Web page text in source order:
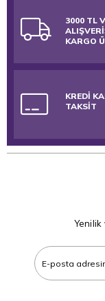
3000 TL
KARGO
KREDİ
TAKSİT
Yenilik